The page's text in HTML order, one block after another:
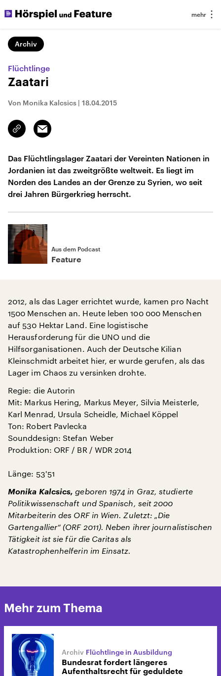
Archiv
Flüchtlinge
Zaatari
Von Monika Kalcsics | 18.04.2015
Link
kopieren/teilen
Email
Das Flüchtlingslager Zaatari der Vereinten Nationen in
Jordanien ist das zweitgrößte weltweit. Es liegt im
Norden des Landes an der Grenze zu Syrien, wo seit
drei Jahren Bürgerkrieg herrscht.
Aus dem Podcast
Feature
2012, als das Lager errichtet wurde, kamen pro Nacht
1500 Menschen an. Heute leben 100 000 Menschen
auf 530 Hektar Land. Eine logistische
Herausforderung für die UNO und die
Hilfsorganisationen. Auch der Deutsche Kilian
Kleinschmidt arbeitet hier, er wurde gerufen, als das
Lager im Chaos zu versinken drohte.
Regie: die Autorin
Mit: Markus Hering, Markus Meyer, Silvia Meisterle,
Karl Menrad, Ursula Scheidle, Michael Köppel
Ton: Robert Pavlecka
Sounddesign: Stefan Weber
Produktion: ORF / BR / WDR 2014
Länge: 53'51
Monika Kalcsics, geboren 1974 in Graz, studierte
Politikwissenschaft und Spanisch, seit 2000
Mitarbeiterin des ORF in Wien. Zuletzt: „Die
Gartengallier“ (ORF 2011). Neben ihrer journalistischen
Tätigkeit ist sie für die Caritas als
Katastrophenhelferin im Einsatz.
Mehr zum Thema
Flüchtlinge in Ausbildung
Bundesrat fordert längeres
Aufenthaltsrecht für geduldete